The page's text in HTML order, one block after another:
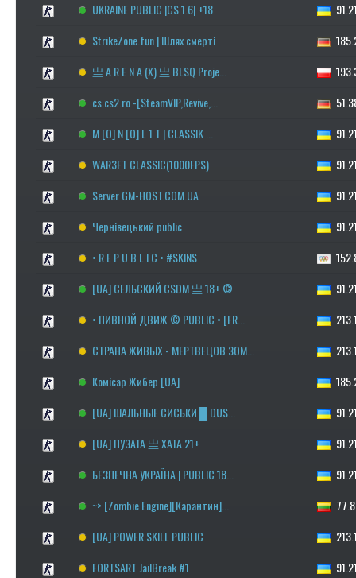
UKRAINE PUBLIC |CS 1.6| +18
StrikeZone.fun | Шлях смерті
亗 A R E N A (X) 亗 BLSQ Proje...
cs.cs2.ro -[SteamVIP,Revive,...
M [O] N [O] L 1 T | CLASSIK ...
WAR3FT CLASSIC(1000FPS)
Server GM-HOST.COM.UA
Чернівецький public
• R E P U B L I C • #SKINS
[UA] СЕЛЬСКИЙ CSDM 亗 18+ ©
• ПИВНОЙ ДВИЖ © PUBLIC • [FR...
СТРАНА ЖИВЫХ - МЕРТВЕЦОВ ЗОМ...
Комісар Жибер [UA]
[UA] ШАЛЬНЫЕ СИСЬКИ █ DUS...
[UA] ПУЗАТА 亗 ХАТА 21+
БЕЗПЕЧНА УКРАЇНА | PUBLIC 18...
~> [Zombie Engine][Карантин]...
[UA] POWER SKILL PUBLIC
FORTSART JailBreak #1